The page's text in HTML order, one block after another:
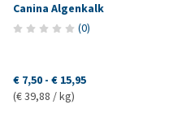
Canina Algenkalk
(0)
€ 7,50 - € 15,95
(€ 39,88 / kg)